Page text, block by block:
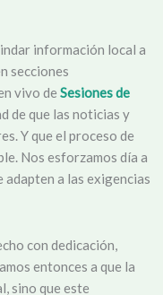
información local a
secciones
vivo de Sesiones de
de que las noticias y
Y que el proceso de
Nos esforzamos día a
adapten a las exigencias
con dedicación,
entonces a que la
sino que este